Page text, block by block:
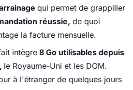
qui permet de grappiller
réussie, de quoi
la facture mensuelle.
intègre 8 Go utilisables depuis
le Royaume-Uni et les DOM.
à l'étranger de quelques jours